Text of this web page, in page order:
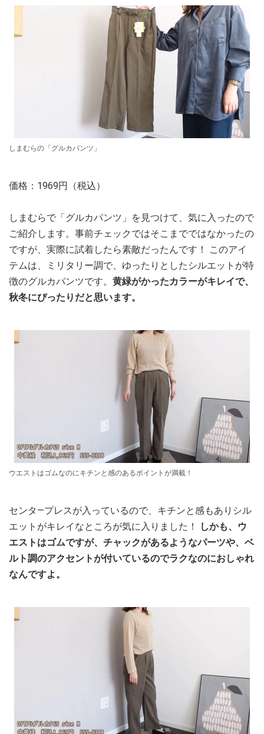
しまむらの「グルカパンツ」
価格：1969円（税込）
しまむらで「グルカパンツ」を見つけて、気に入ったので
ご紹介します。事前チェックではそこまでではなかったの
ですが、実際に試着したら素敵だったんです！ このアイ
テムは、ミリタリー調で、ゆったりとしたシルエットが特
徴のグルカパンツです。 黄緑がかったカラーがキレイで、
秋冬にぴったりだと思います。
ウエストはゴムなのにキチンと感のあるポイントが満載！
センタ―プレスが入っているので、キチンと感もありシル
エットがキレイなところが気に入りました！
しかも、ウ
エストはゴムですが、チャックがあるようなパーツや、ベ
ルト調のアクセントが付いているのでラクなのにおしゃれ
なんですよ。